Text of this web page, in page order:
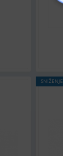
SNIŽENJE